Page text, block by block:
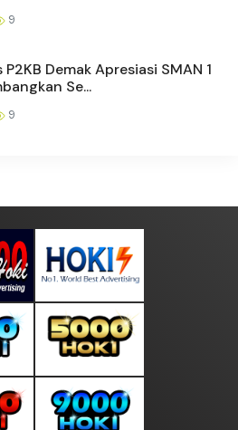
9
Demak Apresiasi SMAN 1
Se...
9